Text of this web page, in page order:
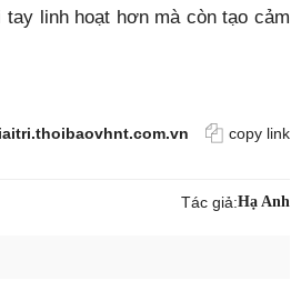
linh hoạt hơn mà còn tạo cảm
copy link
Tác giả:Hạ Anh